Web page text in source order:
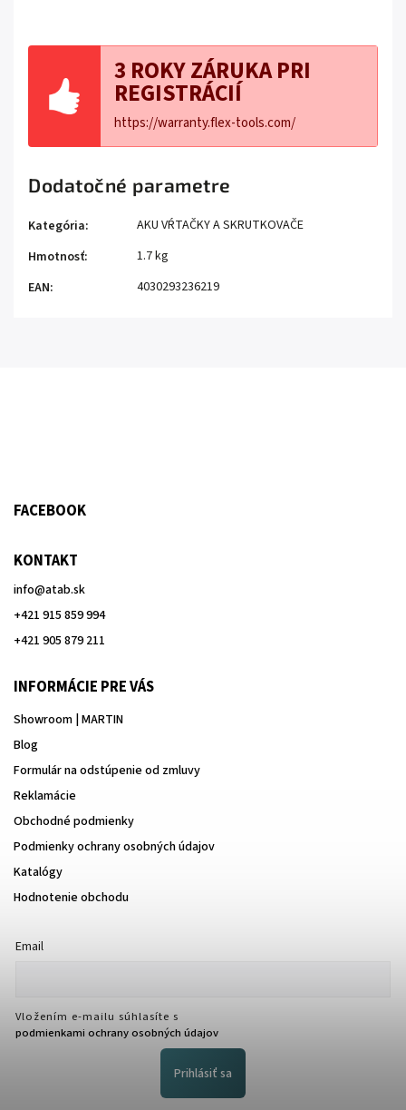
3 ROKY ZÁRUKA PRI
REGISTRÁCIÍ
https://warranty.flex-tools.com/
Dodatočné parametre
Kategória:
AKU VŔTAČKY A SKRUTKOVAČE
Hmotnosť:
1.7 kg
EAN: 4030293236219
FACEBOOK
KONTAKT
info@atab.sk
+421 915 859 994
+421 905 879 211
INFORMÁCIE PRE VÁS
Showroom | MARTIN
Blog
Formulár na odstúpenie od zmluvy
Reklamácie
Obchodné podmienky
Podmienky ochrany osobných údajov
Katalógy
Hodnotenie obchodu
Email
Vložením e-mailu súhlasíte s
podmienkami ochrany osobných údajov
Prihlásiť sa